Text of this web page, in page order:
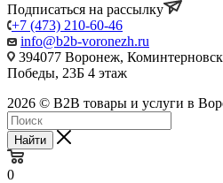
Подписаться на рассылку
+7 (473) 210-60-46
info@b2b-voronezh.ru
394077 Воронеж,
Победы, 23Б​ 4 этаж
2026 © B2B товары и услуги в
Найти
0